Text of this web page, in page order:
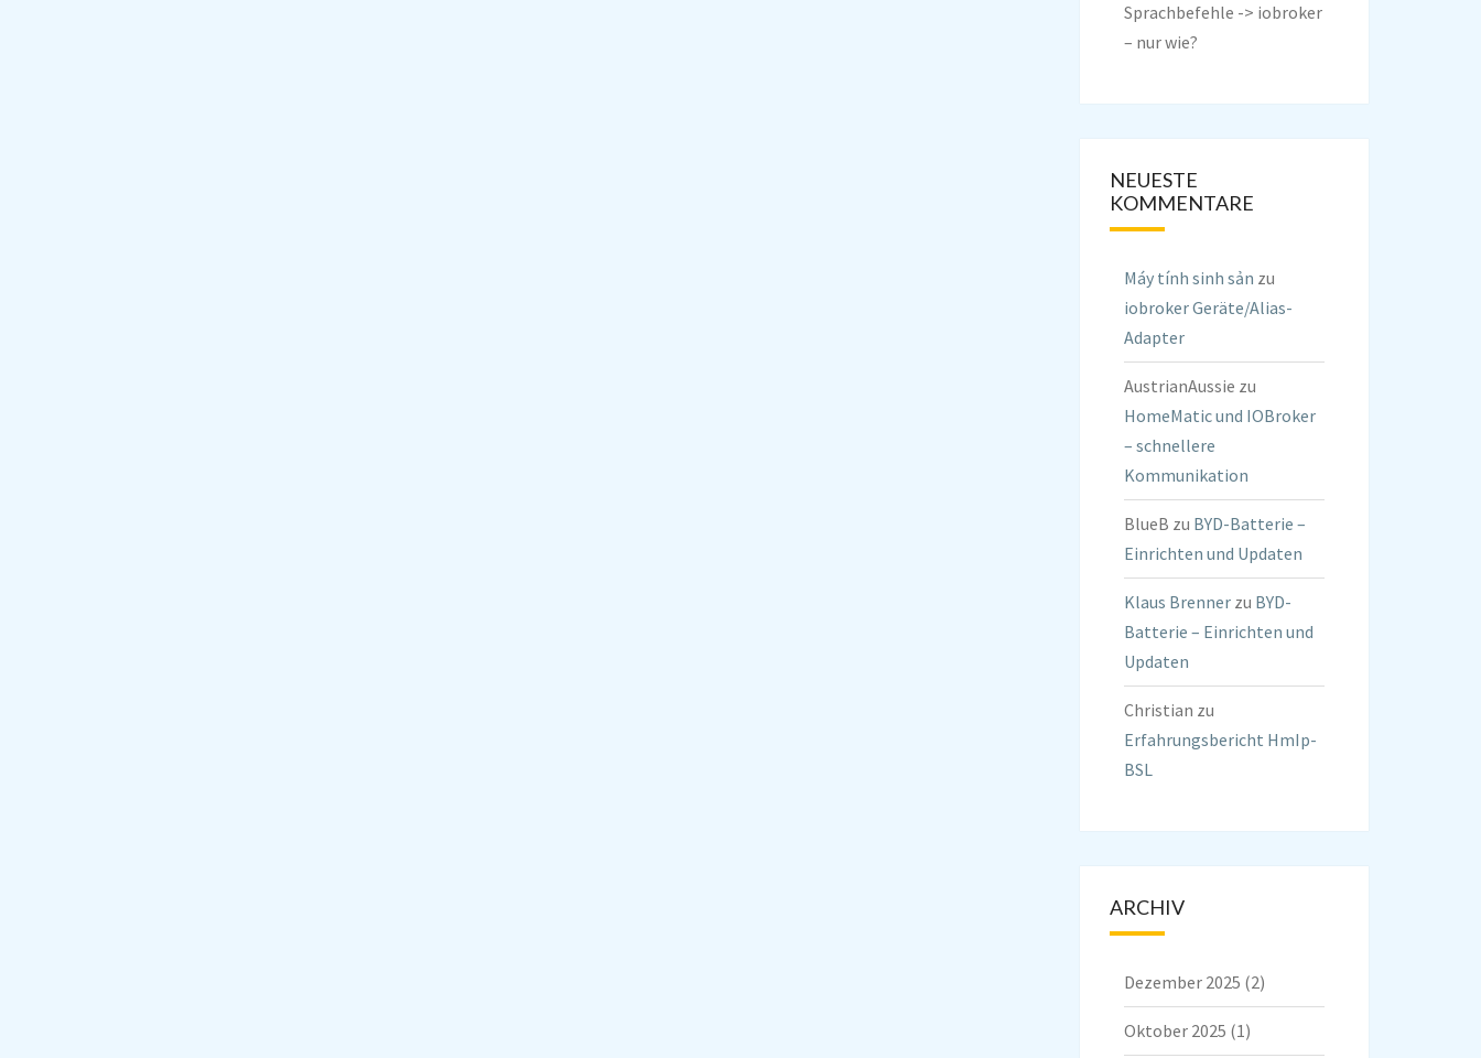
Sprachbefehle -> iobroker
– nur wie?
NEUESTE
KOMMENTARE
Máy tính sinh sản zu
iobroker Geräte/Alias-
Adapter
AustrianAussie zu
HomeMatic und IOBroker
– schnellere
Kommunikation
BlueB zu BYD-Batterie –
Einrichten und Updaten
Klaus Brennerzu BYD-
Batterie – Einrichten und
Updaten
Christian zu
Erfahrungsbericht HmIp-
BSL
ARCHIV
Dezember 2025 (2)
Oktober 2025 (1)